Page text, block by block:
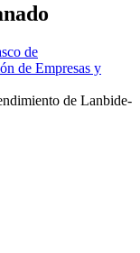
de
de Empresas y
de Lanbide-